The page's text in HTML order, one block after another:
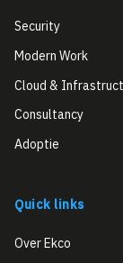
Security
Modern Work
Cloud &
Consultancy
Adoptie
Quick links
Over Ekco